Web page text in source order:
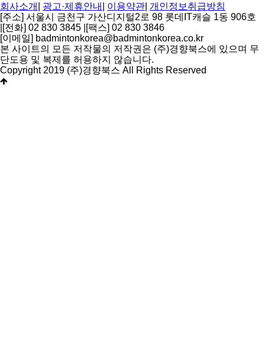
회사소개 광고·제휴안내 이용약관 개인정보취급방침
[주소] 서울시 금천구 가산디지털2로 98 롯데IT캐슬 1동 906호
[전화] 02 830 3845 [팩스] 02 830 3846
[이메일] badmintonkorea@badmintonkorea.co.kr
본 사이트의 모든 저작물의 저작권은 (주)경향북스에 있으며 무
단도용 및 복제를 허용하지 않습니다.
Copyright 2019 (주)경향북스 All Rights Reserved
상